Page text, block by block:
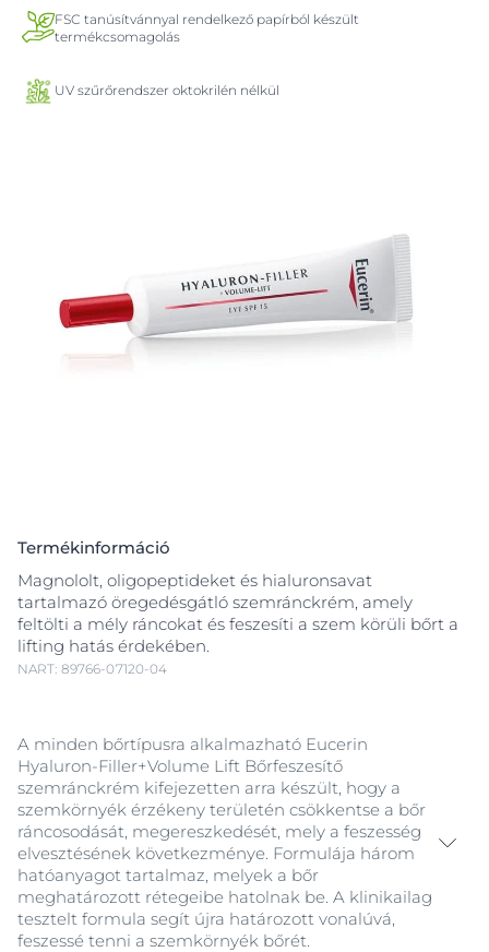
FSC tanúsítvánnyal rendelkező papírból készült
termékcsomagolás
UV szűrőrendszer oktokrilén nélkül
Termékinformáció
Magnololt, oligopeptideket és hialuronsavat
tartalmazó öregedésgátló szemránckrém, amely
feltölti a mély ráncokat és feszesíti a szem körüli bőrt a
lifting hatás érdekében.
NART: 89766-07120-04
A minden bőrtípusra alkalmazható Eucerin
Hyaluron-Filler+Volume Lift Bőrfeszesítő
szemránckrém kifejezetten arra készült, hogy a
szemkörnyék érzékeny területén csökkentse a bőr
ráncosodását, megereszkedését, mely a feszesség
elvesztésének következménye. Formulája három
hatóanyagot tartalmaz, melyek a bőr
meghatározott rétegeibe hatolnak be. A klinikailag
tesztelt formula segít újra határozott vonalúvá,
feszessé tenni a szemkörnyék bőrét.